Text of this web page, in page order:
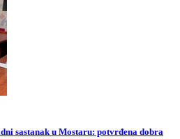
sastanak u Mostaru: potvrđena dobra